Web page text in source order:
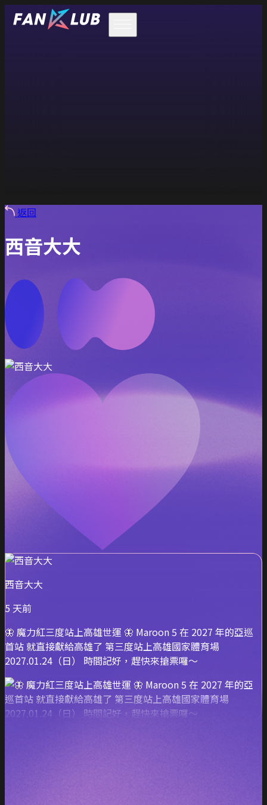
返回
西音大大
西音大大
5 天前
🦋 魔力紅三度站上高雄世運 🦋 Maroon 5 在 2027 年的亞巡
首站 就直接獻給高雄了 第三度站上高雄國家體育場
2027.01.24（日） 時間記好，趕快來搶票囉～